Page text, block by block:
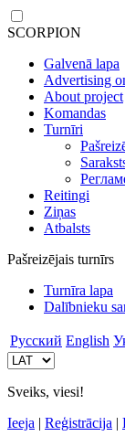
SCORPION
Galvenā lapa
Advertising
About project
Komandas
Turnīri
Reitingi
Ziņas
Atbalsts
Pašreizējais turnīrs
Turnīra lapa
Dalībnieku
Русский English
Sveiks, viesi!
Ieeja | Reģistrācija |